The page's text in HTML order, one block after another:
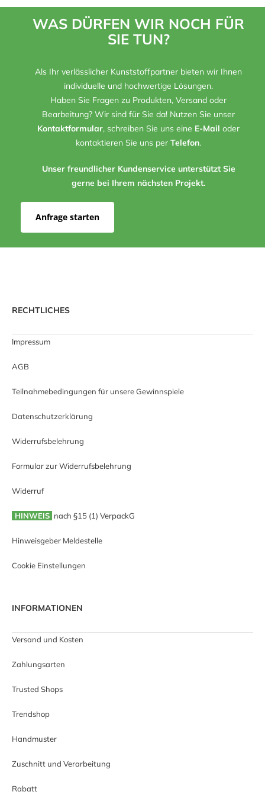
WAS DÜRFEN WIR NOCH FÜR
SIE TUN?
Als Ihr verlässlicher Kunststoffpartner bieten wir Ihnen
individuelle und hochwertige Lösungen.
Haben Sie Fragen zu Produkten, Versand oder
Bearbeitung? Wir sind für Sie da! Nutzen Sie unser
Kontaktformular, schreiben Sie uns eine E-Mail oder
kontaktieren Sie uns per Telefon.
Unser freundlicher Kundenservice unterstützt Sie
gerne bei Ihrem nächsten Projekt.
Anfrage starten
RECHTLICHES
Impressum
AGB
Teilnahmebedingungen für unsere Gewinnspiele
Datenschutzerklärung
Widerrufsbelehrung
Formular zur Widerrufsbelehrung
Widerruf
HINWEIS nach §15 (1) VerpackG
Hinweisgeber Meldestelle
Cookie Einstellungen
INFORMATIONEN
Versand und Kosten
Zahlungsarten
Trusted Shops
Trendshop
Handmuster
Zuschnitt und Verarbeitung
Rabatt